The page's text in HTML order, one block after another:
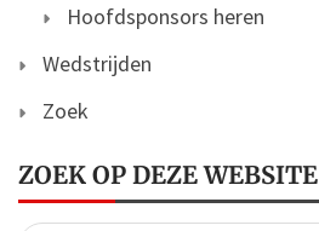
Hoofdsponsors heren
Wedstrijden
Zoek
ZOEK OP DEZE WEBSITE